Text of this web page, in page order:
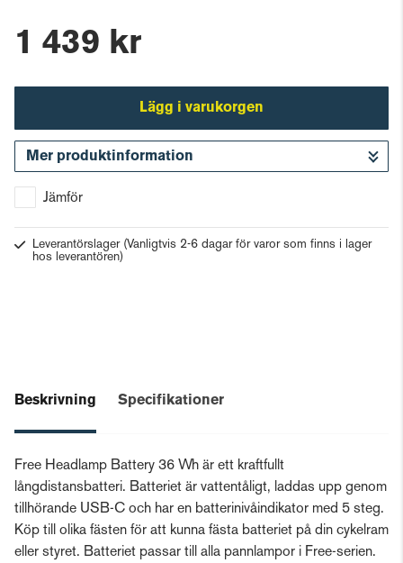
1 439 kr
Lägg i varukorgen
Mer produktinformation
Jämför
Leverantörslager (Vanligtvis 2-6 dagar för varor som finns i lager
hos leverantören)
Beskrivning Specifikationer
Free Headlamp Battery 36 Wh är ett kraftfullt
långdistansbatteri. Batteriet är vattentåligt, laddas upp genom
tillhörande USB-C och har en batterinivåindikator med 5 steg.
Köp till olika fästen för att kunna fästa batteriet på din cykelram
eller styret. Batteriet passar till alla pannlampor i Free-serien.